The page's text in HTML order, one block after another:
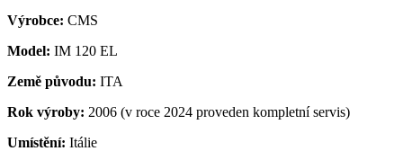
Výrobce: CMS
Model: IM 120 EL
Země původu: ITA
Rok výroby: 2006 (v roce 2024 proveden kompletní servis)
Umístění: Itálie